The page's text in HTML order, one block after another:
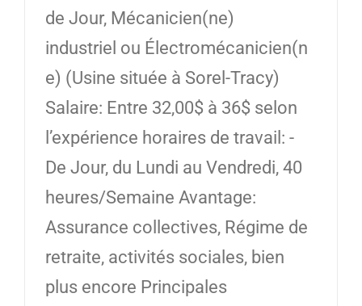
de Jour, Mécanicien(ne)
industriel ou Électromécanicien(n
e) (Usine située à Sorel-Tracy)
Salaire: Entre 32,00$ à 36$ selon
l’expérience horaires de travail: -
De Jour, du Lundi au Vendredi, 40
heures/Semaine Avantage:
Assurance collectives, Régime de
retraite, activités sociales, bien
plus encore Principales